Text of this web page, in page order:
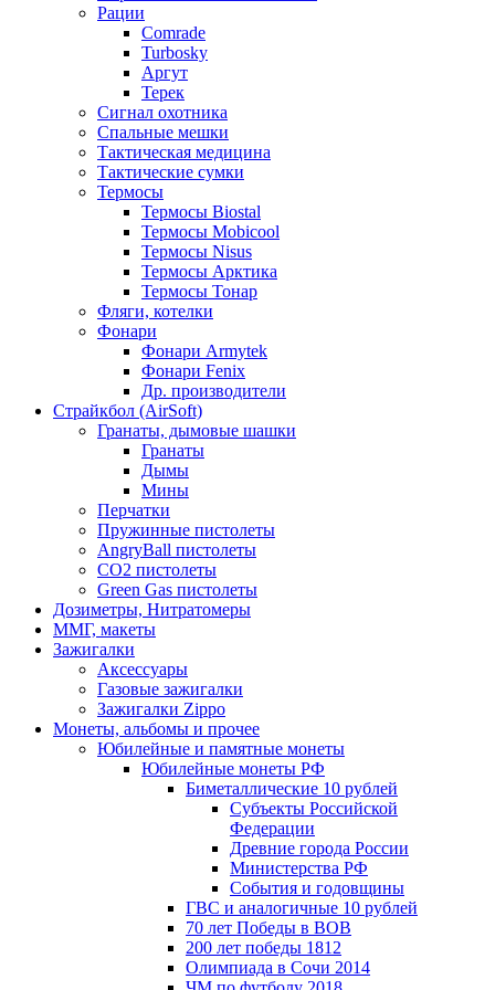
Рации
Comrade
Turbosky
Аргут
Терек
Сигнал охотника
Спальные мешки
Тактическая медицина
Тактические сумки
Термосы
Термосы Biostal
Термосы Mobicool
Термосы Nisus
Термосы Арктика
Термосы Тонар
Фляги, котелки
Фонари
Фонари Armytek
Фонари Fenix
Др. производители
Страйкбол (AirSoft)
Гранаты, дымовые шашки
Гранаты
Дымы
Мины
Перчатки
Пружинные пистолеты
AngryBall пистолеты
CO2 пистолеты
Green Gas пистолеты
Дозиметры, Нитратомеры
ММГ, макеты
Зажигалки
Аксессуары
Газовые зажигалки
Зажигалки Zippo
Монеты, альбомы и прочее
Юбилейные и памятные монеты
Юбилейные монеты РФ
Биметаллические 10 рублей
Субъекты Российской
Федерации
Древние города России
Министерства РФ
События и годовщины
ГВС и аналогичные 10 рублей
70 лет Победы в ВОВ
200 лет победы 1812
Олимпиада в Сочи 2014